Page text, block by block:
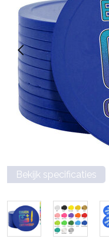
Bekijk specificaties